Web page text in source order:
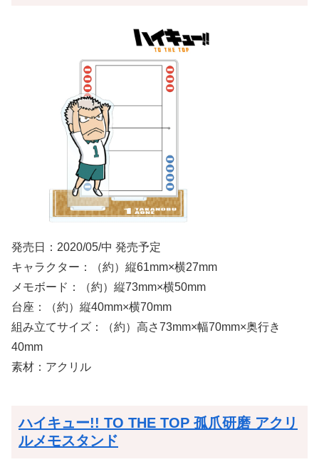
発売日：2020/05/中 発売予定
キャラクター：（約）縦61mm×横27mm
メモボード：（約）縦73mm×横50mm
台座：（約）縦40mm×横70mm
組み立てサイズ：（約）高さ73mm×幅70mm×奥行き
40mm
素材：アクリル
ハイキュー!! TO THE TOP 孤爪研磨 アクリ
ルメモスタンド